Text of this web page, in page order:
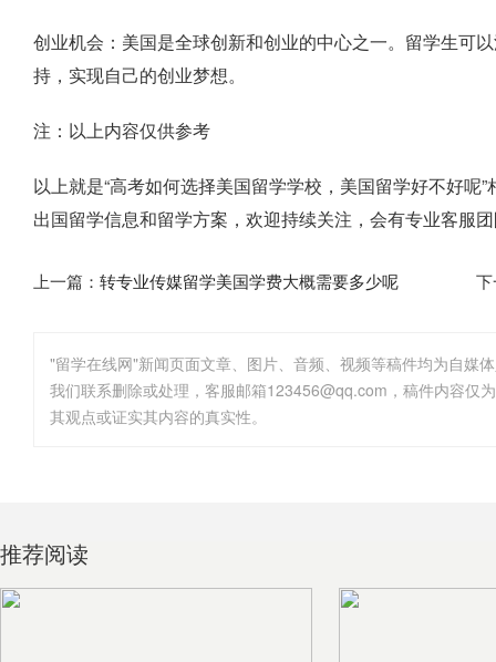
创业机会：美国是全球创新和创业的中心之一。留学生可
持，实现自己的创业梦想。
注：以上内容仅供参考
以上就是“高考如何选择美国留学学校，美国留学好不好
出国留学信息和留学方案，欢迎持续关注，会有专业客服
上一篇： 转专业传媒留学美国学费大概需要多少呢
"留学在线网"新闻页面文章、图片、音频、视频等稿件均为自媒
其观点或证实其内容的真实性。
推荐阅读